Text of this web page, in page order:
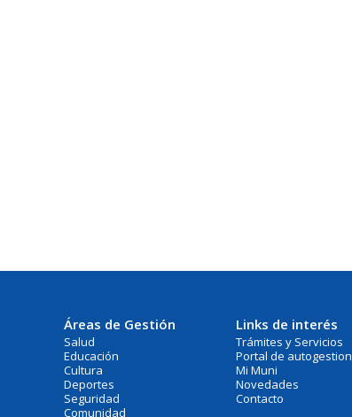
Áreas de Gestión
Salud
Educación
Cultura
Deportes
Seguridad
Comunidad
Links de interés
Trámites y Servicios
Portal de autogestion
Mi Muni
Novedades
Contacto